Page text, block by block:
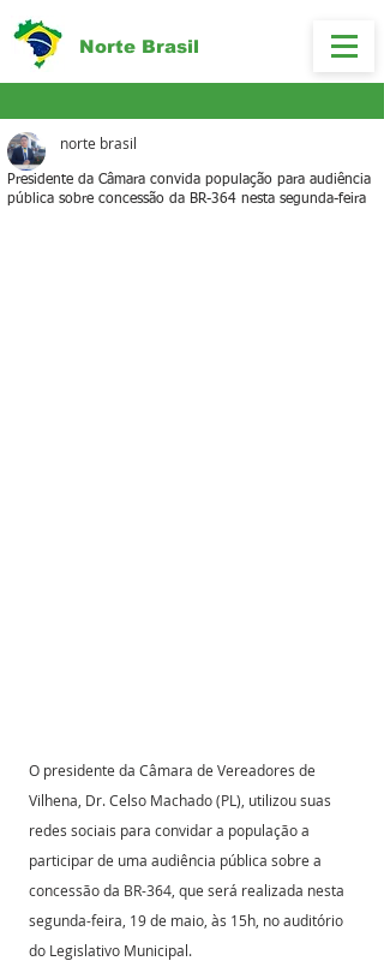
Norte Brasil
Presidente da Câmara convida população para audiência
pública sobre concessão da BR-364 nesta segunda-feira
norte brasil
O presidente da Câmara de Vereadores de
Vilhena, Dr. Celso Machado (PL), utilizou suas
redes sociais para convidar a população a
participar de uma audiência pública sobre a
concessão da BR-364, que será realizada nesta
segunda-feira, 19 de maio, às 15h, no auditório
do Legislativo Municipal.